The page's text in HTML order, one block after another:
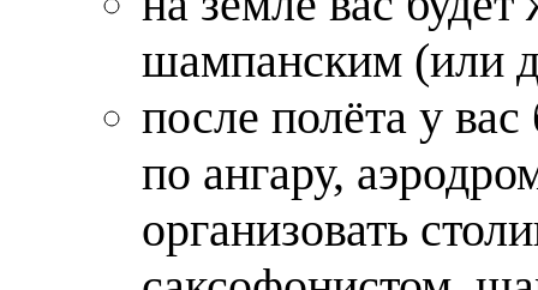
шампанским (или
после полёта у
по ангару,
организовать